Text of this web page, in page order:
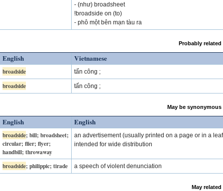
- (như) broadsheet
!broadside on (to)
- phô một bên mạn tàu ra
Probably
English Vietnamese
broadside tấn công ;
broadside tấn công ;
May be
English English
broadside; bill; broadsheet;
circular; flier; flyer;
handbill; throwaway
an advertisement (usually printed on a page or in a
intended for wide distribution
broadside; philippic; tirade a speech of violent denunciation
May